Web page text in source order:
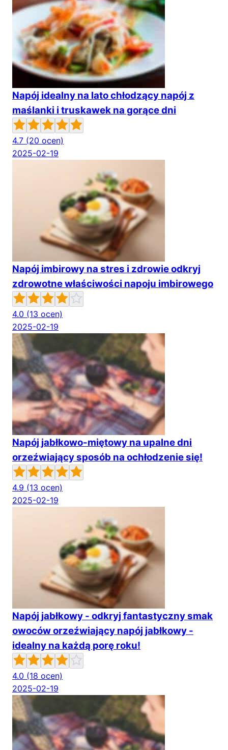
Napój idealny na lato chłodzący napój z
maślanki i truskawek na gorące dni
4.7 (20 ocen)
2025-02-19
Napój imbirowy na stres i zdrowie odkryj
zdrowotne właściwości napoju imbirowego
4.0 (13 ocen)
2025-02-19
Napój jabłkowo-miętowy na upalne dni
orzeźwiający sposób na ochłodzenie się!
4.9 (13 ocen)
2025-02-19
Napój jabłkowy - odkryj fantastyczny smak
owoców orzeźwiający napój jabłkowy -
idealny na każdą porę roku!
4.0 (18 ocen)
2025-02-19